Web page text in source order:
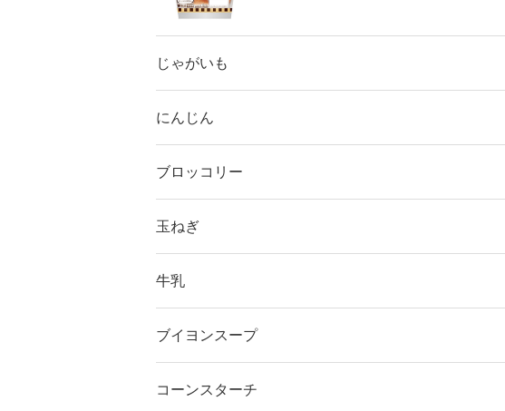
じゃがいも
にんじん
ブロッコリー
玉ねぎ
牛乳
ブイヨンスープ
コーンスターチ